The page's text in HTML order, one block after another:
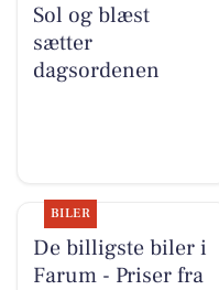
Sol og blæst
sætter
dagsordenen
BILER
De billigste biler i
Farum - Priser fra